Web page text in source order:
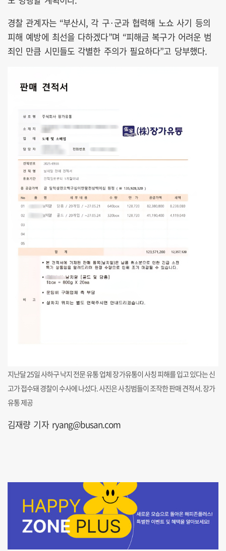
경찰 관계자는 “부산시, 각 구·군과 협력해 노쇼 사기 등의
피해 예방에 최선을 다하겠다”며 “피해금 복구가 어려운 범
죄인 만큼 시민들도 각별한 주의가 필요하다”고 당부했다.
지난달 25일 사하구 낙지 전문 유통 업체 장가유통이 사칭 피해를 입고 있다는 신
고가 접수돼 경찰이 수사에 나섰다. 사진은 사칭범들이 조작한 판매 견적서. 장가
유통 제공
김재량 기자 ryang@busan.com